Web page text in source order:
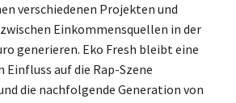
verschiedenen Projekten und
Einkommensquellen in der
generieren. Eko Fresh bleibt eine
Einfluss auf die Rap-Szene
die nachfolgende Generation von